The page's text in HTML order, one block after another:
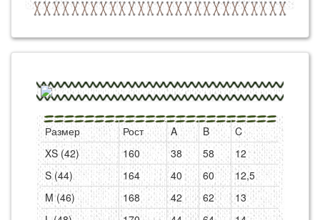
Размер Рост A B
C
XS (42)
160 38 58
12
S (44)
164 40 60
12,5
M (46)
168 42 62
13